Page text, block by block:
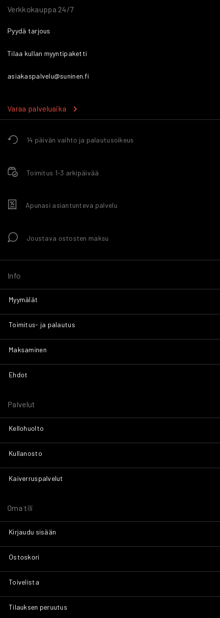
14 päivän vaihto ja palautusoikeus
Toimitus 1-3 arkipäivää
Apunasi asiantunteva palvelu
Joustava ostosten maksu
Info
Myymälät
Toimitus- ja palautus
Maksaminen
Ehdot
Palvelut
Kellohuolto
Kullanosto
Kaiverruspalvelut
Oma tili
Kirjaudu sisään
Ostoskori
Toivelista
Tilauksen peruutus
Verkkokauppa 24/7
Pyydä tarjous
Tilaa kullan myyntipaketti
asiakaspalvelu@suninen.fi
Varaa palveluaika